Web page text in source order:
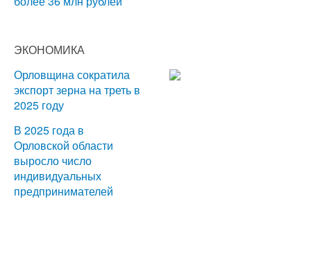
ЭКОНОМИКА
Орловщина сократила
экспорт зерна на треть в
2025 году
В 2025 года в
Орловской области
выросло число
индивидуальных
предпринимателей